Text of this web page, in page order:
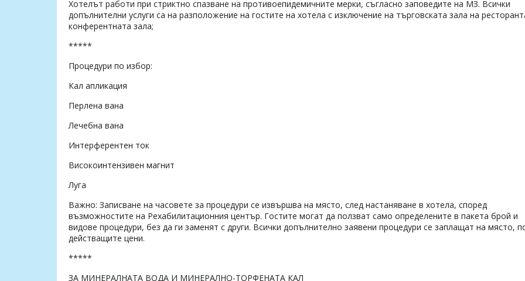
Хотелът работи при стриктно спазване на противоепидемичните мерки, съгласно заповедите на МЗ. Всички
допълнителни услуги са на разположение на гостите на хотела с изключение на търговската зала на
конферентната зала;
*****
Процедури по избор:
Кал апликация
Перлена вана
Лечебна вана
Интерферентен ток
Високоинтензивен магнит
Луга
Важно: Записване на часовете за процедури се извършва на място, след настаняване в хотела, според
възможностите на Рехабилитационния център. Гостите могат да ползват само определените в пакета брой и
видове процедури, без да ги заменят с други. Всички допълнително заявени процедури се заплащат на място,
действащите цени.
*****
ЗА МИНЕРАЛНАТА ВОДА И МИНЕРАЛНО-ТОРФЕНАТА КАЛ